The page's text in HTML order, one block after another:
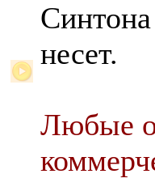
Синтона
несет.
Любые